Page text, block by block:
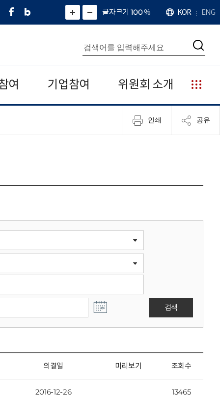
페
네
그
)
화
면
면
소
확
대
치
글자크기 100%
언
어
KOR ENG
통
합
검
색
검
여 기업참여 위원회 소개
누
리
집
안
인쇄 공유
검색
의결일 미리보기 조회수
2016-12-26 13465